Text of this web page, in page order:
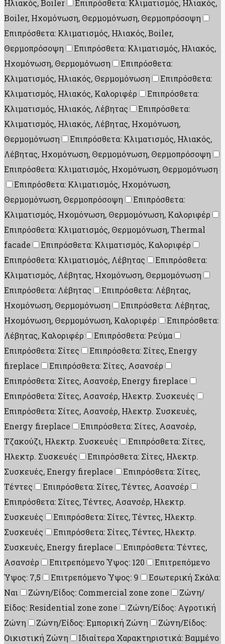
Ηλιακός, Boiler
Επιπρόσθετα: Κλιματισμός, Ηλιακός,
Boiler, Ηχομόνωση, Θερμομόνωση, Θερμοπρόσοψη
Επιπρόσθετα: Κλιματισμός, Ηλιακός, Boiler,
Θερμοπρόσοψη
Επιπρόσθετα: Κλιματισμός, Ηλιακός,
Ηχομόνωση, Θερμομόνωση
Επιπρόσθετα:
Κλιματισμός, Ηλιακός, Θερμομόνωση
Επιπρόσθετα:
Κλιματισμός, Ηλιακός, Καλοριφέρ
Επιπρόσθετα:
Κλιματισμός, Ηλιακός, Λέβητας
Επιπρόσθετα:
Κλιματισμός, Ηλιακός, Λέβητας, Ηχομόνωση,
Θερμομόνωση
Επιπρόσθετα: Κλιματισμός, Ηλιακός,
Λέβητας, Ηχομόνωση, Θερμομόνωση, Θερμοπρόσοψη
Επιπρόσθετα: Κλιματισμός, Ηχομόνωση, Θερμομόνωση
Επιπρόσθετα: Κλιματισμός, Ηχομόνωση,
Θερμομόνωση, Θερμοπρόσοψη
Επιπρόσθετα:
Κλιματισμός, Ηχομόνωση, Θερμομόνωση, Καλοριφέρ
Επιπρόσθετα: Κλιματισμός, Θερμομόνωση, Thermal
facade
Επιπρόσθετα: Κλιματισμός, Καλοριφέρ
Επιπρόσθετα: Κλιματισμός, Λέβητας
Επιπρόσθετα:
Κλιματισμός, Λέβητας, Ηχομόνωση, Θερμομόνωση
Επιπρόσθετα: Λέβητας
Επιπρόσθετα: Λέβητας,
Ηχομόνωση, Θερμομόνωση
Επιπρόσθετα: Λέβητας,
Ηχομόνωση, Θερμομόνωση, Καλοριφέρ
Επιπρόσθετα:
Λέβητας, Καλοριφέρ
Επιπρόσθετα: Ρεύμα
Επιπρόσθετα: Σίτες
Επιπρόσθετα: Σίτες, Energy
fireplace
Επιπρόσθετα: Σίτες, Ασανσέρ
Επιπρόσθετα: Σίτες, Ασανσέρ, Energy fireplace
Επιπρόσθετα: Σίτες, Ασανσέρ, Ηλεκτρ. Συσκευές
Επιπρόσθετα: Σίτες, Ασανσέρ, Ηλεκτρ. Συσκευές,
Energy fireplace
Επιπρόσθετα: Σίτες, Ασανσέρ,
Τζακούζι, Ηλεκτρ. Συσκευές
Επιπρόσθετα: Σίτες,
Ηλεκτρ. Συσκευές
Επιπρόσθετα: Σίτες, Ηλεκτρ.
Συσκευές, Energy fireplace
Επιπρόσθετα: Σίτες,
Τέντες
Επιπρόσθετα: Σίτες, Τέντες, Ασανσέρ
Επιπρόσθετα: Σίτες, Τέντες, Ασανσέρ, Ηλεκτρ.
Συσκευές
Επιπρόσθετα: Σίτες, Τέντες, Ηλεκτρ.
Συσκευές
Επιπρόσθετα: Σίτες, Τέντες, Ηλεκτρ.
Συσκευές, Energy fireplace
Επιπρόσθετα: Τέντες,
Ασανσέρ
Επιτρεπόμενο Ύψος: 120
Επιτρεπόμενο
Ύψος: 7,5
Επιτρεπόμενο Ύψος: 9
Εσωτερική Σκάλα:
Ναι
Ζώνη/Είδος: Commercial zone zone
Ζώνη/
Είδος: Residential zone zone
Ζώνη/Είδος: Αγροτική
Ζώνη
Ζώνη/Είδος: Εμπορική Ζώνη
Ζώνη/Είδος:
Οικιστική Ζώνη
Ιδιαίτερα Χαρακτηριστικά: Βαμμένο